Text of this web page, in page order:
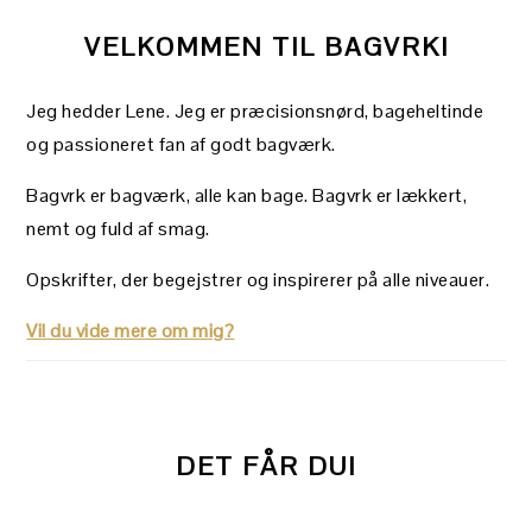
VELKOMMEN TIL BAGVRK!
Jeg hedder Lene. Jeg er præcisionsnørd, bageheltinde
og passioneret fan af godt bagværk.
Bagvrk er bagværk, alle kan bage. Bagvrk er lækkert,
nemt og fuld af smag.
Opskrifter, der begejstrer og inspirerer på alle niveauer.
Vil du vide mere om mig?
DET FÅR DU!